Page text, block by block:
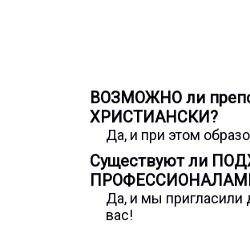
ВОЗМОЖНО ли
ХРИСТИАНСКИ?
Да, и при этом
Существуют ли
Да, и мы пригласили
вас!